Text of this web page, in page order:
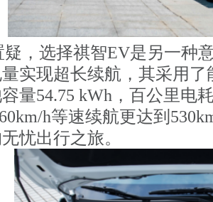
疑，选择祺智EV是另一种
实现超长续航，其采用了
量54.75 kWh，百公里电
h等速续航更达到
忧出行之旅。